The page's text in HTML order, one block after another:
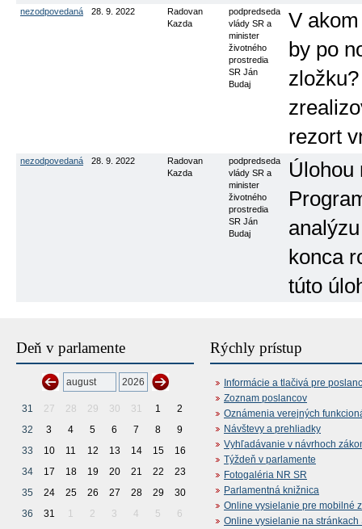
nezodpovedaná 28. 9. 2022
Radovan
Kazda
podpredseda
vlády SR a
minister
životného
prostredia
SR Ján
Budaj
V
by po
rezort
nezodpovedaná 28. 9. 2022
Radovan
Kazda
podpredseda
vlády SR a
minister
životného
prostredia
SR Ján
Budaj
Úlohou
konca
túto
Deň v parlamente
31 27 28 29 30 31 1
2
32
3 4 5 6 7 8
9
33
10 11 12 13 14 15
16
34
17 18 19 20 21 22
23
35
24 25 26 27 28 29
30
36
31 1 2 3 4 5 6
Rýchly prístup
Informácie a tlačivá pre
Zoznam poslancov
Oznámenia verejných
Návštevy a prehliadky
Vyhľadávanie v návrhoch
Týždeň v parlamente
Fotogaléria NR SR
Parlamentná knižnica
Online vysielanie pre mobilné
Online vysielanie na stránkach